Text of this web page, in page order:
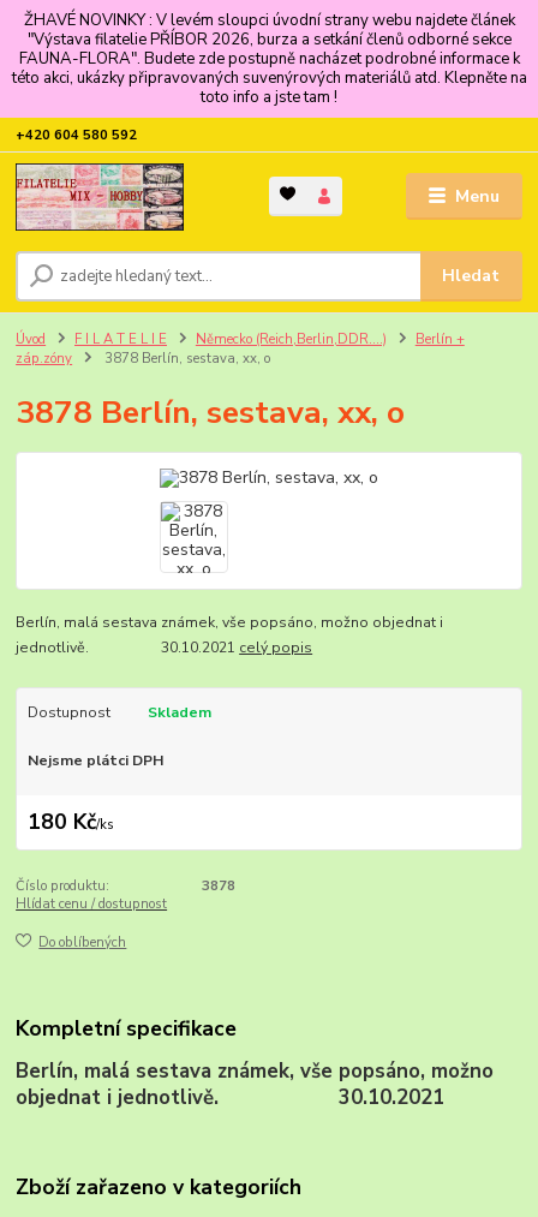
ŽHAVÉ NOVINKY : V levém sloupci úvodní strany webu najdete článek
"Výstava filatelie PŘÍBOR 2026, burza a setkání členů odborné sekce
FAUNA-FLORA". Budete zde postupně nacházet podrobné informace k
této akci, ukázky připravovaných suvenýrových materiálů atd. Klepněte na
toto info a jste tam !
Menu
Hledat
+420 604 580 592
Úvod F I L A T E L I E Německo (Reich,Berlin,DDR....)
Berlín +
záp.zóny
3878 Berlín, sestava, xx, o
3878 Berlín, sestava, xx, o
Berlín, malá sestava známek, vše popsáno, možno objednat i
jednotlivě. 30.10.2021 celý popis
Dostupnost Skladem
Nejsme plátci DPH
180 Kč/ks
Číslo produktu:
3878
Hlídat cenu / dostupnost
Do oblíbených
Kompletní specifikace
Berlín, malá sestava známek, vše popsáno, možno
objednat i jednotlivě. 30.10.2021
Zboží zařazeno v kategoriích